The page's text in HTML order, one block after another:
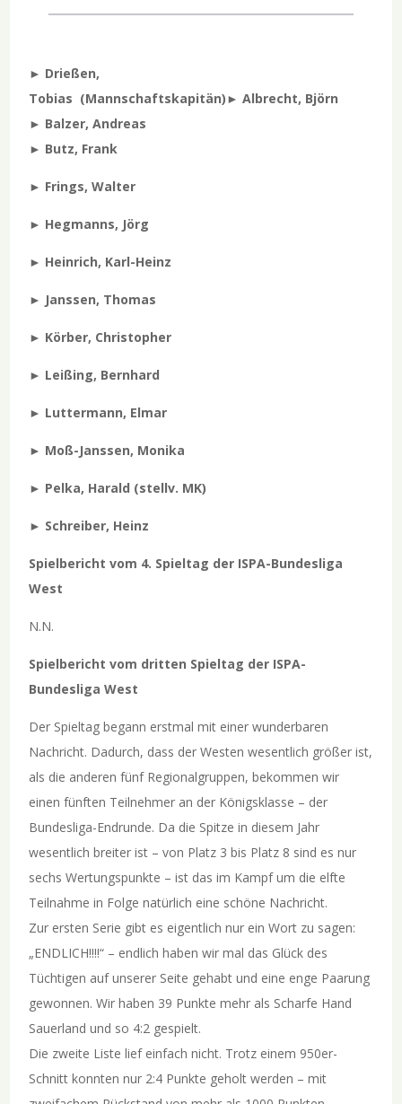
► Drießen,
Tobias (Mannschaftskapitän)► Albrecht, Björn
► Balzer, Andreas
► Butz, Frank
► Frings, Walter
► Hegmanns, Jörg
► Heinrich, Karl-Heinz
► Janssen, Thomas
► Körber, Christopher
► Leißing, Bernhard
► Luttermann, Elmar
► Moß-Janssen, Monika
► Pelka, Harald (stellv. MK)
► Schreiber, Heinz
Spielbericht vom 4. Spieltag der ISPA-Bundesliga
West
N.N.
Spielbericht vom dritten Spieltag der ISPA-
Bundesliga West
Der Spieltag begann erstmal mit einer wunderbaren
Nachricht. Dadurch, dass der Westen wesentlich größer ist,
als die anderen fünf Regionalgruppen, bekommen wir
einen fünften Teilnehmer an der Königsklasse – der
Bundesliga-Endrunde. Da die Spitze in diesem Jahr
wesentlich breiter ist – von Platz 3 bis Platz 8 sind es nur
sechs Wertungspunkte – ist das im Kampf um die elfte
Teilnahme in Folge natürlich eine schöne Nachricht.
Zur ersten Serie gibt es eigentlich nur ein Wort zu sagen:
„ENDLICH!!!!“ – endlich haben wir mal das Glück des
Tüchtigen auf unserer Seite gehabt und eine enge Paarung
gewonnen. Wir haben 39 Punkte mehr als Scharfe Hand
Sauerland und so 4:2 gespielt.
Die zweite Liste lief einfach nicht. Trotz einem 950er-
Schnitt konnten nur 2:4 Punkte geholt werden – mit